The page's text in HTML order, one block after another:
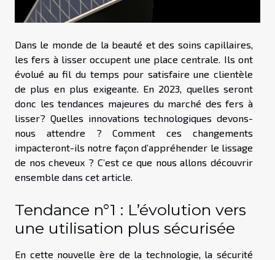
Dans le monde de la beauté et des soins capillaires,
les fers à lisser occupent une place centrale. Ils ont
évolué au fil du temps pour satisfaire une clientèle
de plus en plus exigeante. En 2023, quelles seront
donc les tendances majeures du marché des fers à
lisser? Quelles innovations technologiques devons-
nous attendre ? Comment ces changements
impacteront-ils notre façon d’appréhender le lissage
de nos cheveux ? C’est ce que nous allons découvrir
ensemble dans cet article.
Tendance n°1 : L’évolution vers
une utilisation plus sécurisée
En cette nouvelle ère de la technologie, la sécurité